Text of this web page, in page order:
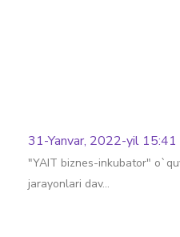
31-Yanvar, 2022-yil 15:41
"YAIT biznes-inkubator"
jarayonlari dav…